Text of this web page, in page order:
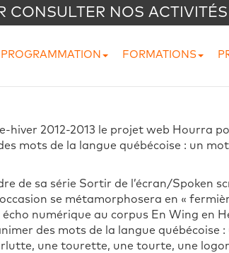
CONSULTER NOS
PROGRAMMATION FORMATIONS
hiver 2012-2013 le projet web Hourra
mots de la langue québécoise : un
de sa série Sortir de l’écran/Spoken
se métamorphosera en «
numérique au corpus En Wing en
des mots de la langue québécoise
une tourette, une tourte, une